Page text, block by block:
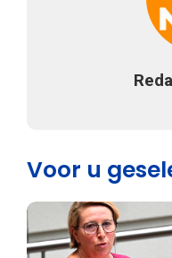
Voor u